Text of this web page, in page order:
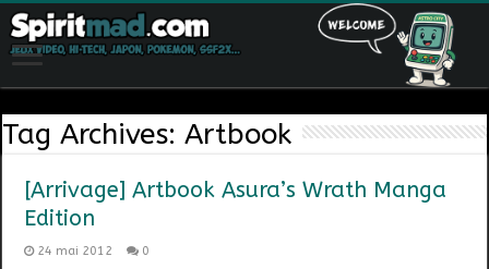
Tag Archives:Artbook
[Arrivage] Artbook Asura’s Wrath Manga
Edition
24 mai 2012 0